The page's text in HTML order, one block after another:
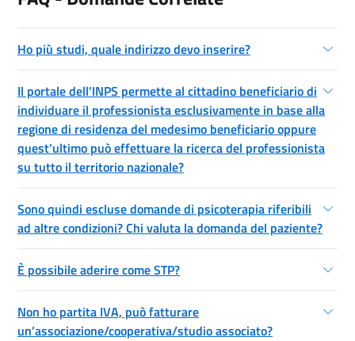
Ho più studi, quale indirizzo devo inserire?
Il portale dell’INPS permette al cittadino beneficiario di
individuare il professionista esclusivamente in base alla
regione di residenza del medesimo beneficiario oppure
quest’ultimo può effettuare la ricerca del professionista
su tutto il territorio nazionale?
Sono quindi escluse domande di psicoterapia riferibili
ad altre condizioni? Chi valuta la domanda del paziente?
È possibile aderire come STP?
Non ho partita IVA, può fatturare
un’associazione/cooperativa/studio associato?